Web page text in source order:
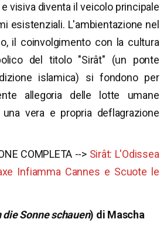
visiva diventa il veicolo principale
esistenziali. L'ambientazione nel
il coinvolgimento con la cultura
del titolo "Sirât" (un ponte
islamica) si fondono per
allegoria delle lotte umane
vera e propria deflagrazione
COMPLETA --> Sirât: L'Odissea
Infiamma Cannes e Scuote le
die Sonne schauen) di Mascha